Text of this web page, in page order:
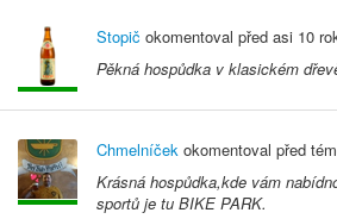
Stopič okomentoval před asi 10
Pěkná hospůdka v klasickém
Chmelníček okomentoval před
Krásná hospůdka,kde vám
sportů je tu BIKE PARK.